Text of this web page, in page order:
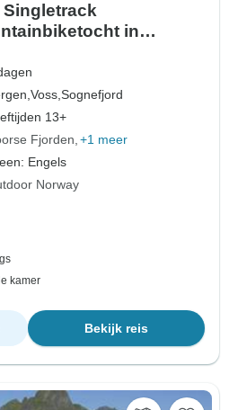
in
Voss,Sognefjord
13+
Fjorden +1 meer
Engels
Norway
kamer
Bekijk reis